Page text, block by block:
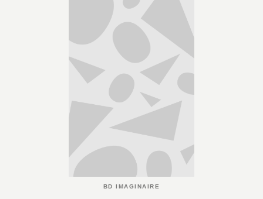
BD IMAGINAIRE